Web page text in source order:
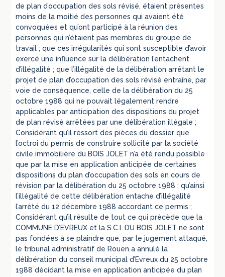
de plan d’occupation des sols révisé, étaient présentes
moins de la moitié des personnes qui avaient été
convoquées et qu’ont participé à la réunion des
personnes qui n’étaient pas membres du groupe de
travail ; que ces irrégularités qui sont susceptible d’avoir
exercé une influence sur la délibération l’entachent
d’illégalité ; que l’illégalité de la délibération arrêtant le
projet de plan d’occupation des sols révisé entraîne, par
voie de conséquence, celle de la délibération du 25
octobre 1988 qui ne pouvait légalement rendre
applicables par anticipation des dispositions du projet
de plan révisé arrêtées par une délibération illégale ;
Considérant qu’il ressort des pièces du dossier que
l’octroi du permis de construire sollicité par la société
civile immobilière du BOIS JOLET n’a été rendu possible
que par la mise en application anticipée de certaines
dispositions du plan d’occupation des sols en cours de
révision par la délibération du 25 octobre 1988 ; qu’ainsi
l’illégalité de cette délibération entache d’illégalité
l’arrêté du 12 décembre 1988 accordant ce permis ;
Considérant qu’il résulte de tout ce qui précède que la
COMMUNE D’EVREUX et la S.C.I. DU BOIS JOLET ne sont
pas fondées à se plaindre que, par le jugement attaqué,
le tribunal administratif de Rouen a annulé la
délibération du conseil municipal d’Evreux du 25 octobre
1988 décidant la mise en application anticipée du plan